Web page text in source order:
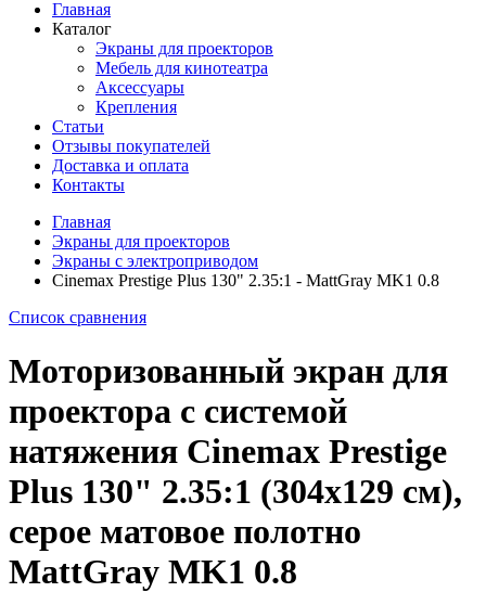
Главная
Каталог
Экраны для проекторов
Mебель для кинотеатра
Аксессуары
Крепления
Статьи
Отзывы покупателей
Доставка и оплата
Контакты
Главная
Экраны для проекторов
Экраны с электроприводом
Cinemax Prestige Plus 130" 2.35:1 - MattGray MK1 0.8
Список сравнения
Моторизованный экран для
проектора с системой
натяжения Cinemax Prestige
Plus 130" 2.35:1 (304x129 см),
серое матовое полотно
MattGray MK1 0.8